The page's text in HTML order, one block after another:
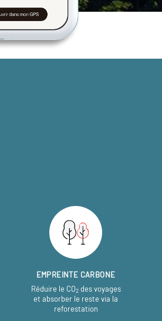
EMPREINTE CARBONE
Réduire le CO2des voyages
et absorber le reste via la
reforestation